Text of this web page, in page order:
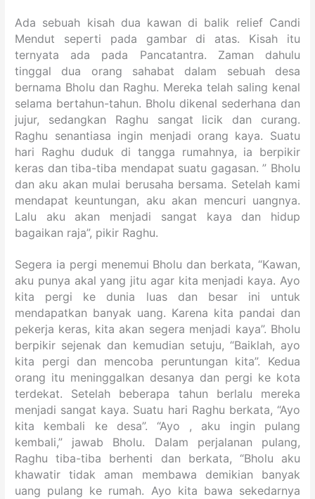
Ada sebuah kisah dua kawan di balik relief Candi
Mendut seperti pada gambar di atas. Kisah itu
ternyata ada pada Pancatantra. Zaman dahulu
tinggal dua orang sahabat dalam sebuah desa
bernama Bholu dan Raghu. Mereka telah saling kenal
selama bertahun-tahun. Bholu dikenal sederhana dan
jujur, sedangkan Raghu sangat licik dan curang.
Raghu senantiasa ingin menjadi orang kaya. Suatu
hari Raghu duduk di tangga rumahnya, ia berpikir
keras dan tiba-tiba mendapat suatu gagasan. ” Bholu
dan aku akan mulai berusaha bersama. Setelah kami
mendapat keuntungan, aku akan mencuri uangnya.
Lalu aku akan menjadi sangat kaya dan hidup
bagaikan raja”, pikir Raghu.
Segera ia pergi menemui Bholu dan berkata, “Kawan,
aku punya akal yang jitu agar kita menjadi kaya. Ayo
kita pergi ke dunia luas dan besar ini untuk
mendapatkan banyak uang. Karena kita pandai dan
pekerja keras, kita akan segera menjadi kaya”. Bholu
berpikir sejenak dan kemudian setuju, “Baiklah, ayo
kita pergi dan mencoba peruntungan kita”. Kedua
orang itu meninggalkan desanya dan pergi ke kota
terdekat. Setelah beberapa tahun berlalu mereka
menjadi sangat kaya. Suatu hari Raghu berkata, “Ayo
kita kembali ke desa”. “Ayo , aku ingin pulang
kembali,” jawab Bholu. Dalam perjalanan pulang,
Raghu tiba-tiba berhenti dan berkata, “Bholu aku
khawatir tidak aman membawa demikian banyak
uang pulang ke rumah. Ayo kita bawa sekedarnya